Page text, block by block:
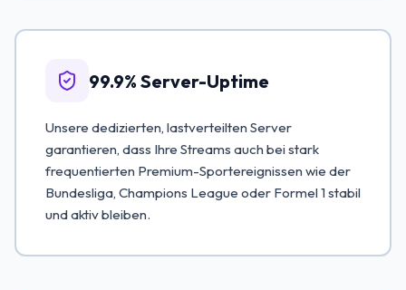
99.9% Server-Uptime
Unsere dedizierten, lastverteilten Server
garantieren, dass Ihre Streams auch bei stark
frequentierten Premium-Sportereignissen wie der
Bundesliga, Champions League oder Formel 1 stabil
und aktiv bleiben.